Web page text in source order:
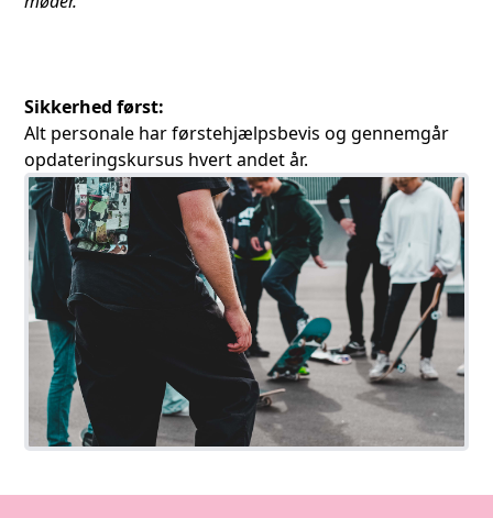
Sikkerhed først:
Alt personale har førstehjælpsbevis og gennemgår
opdateringskursus hvert andet år.